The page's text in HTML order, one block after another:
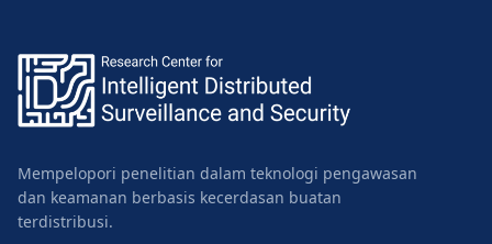
Mempelopori penelitian dalam teknologi pengawasan
dan keamanan berbasis kecerdasan buatan
terdistribusi.